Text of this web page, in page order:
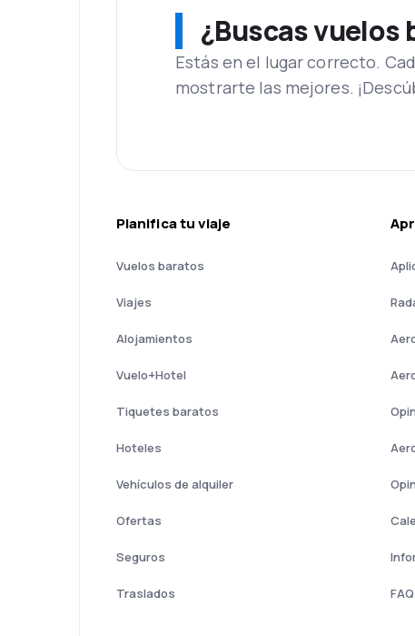
¿Buscas vuelos
Estás en el lugar correcto.
mostrarte las mejores.
Planifica tu viaje
Vuelos baratos
Viajes
Alojamientos
Vuelo+Hotel
Tiquetes baratos
Hoteles
Vehículos de alquiler
Ofertas
Seguros
Traslados